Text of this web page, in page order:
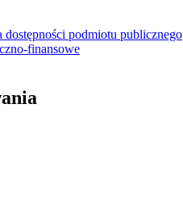
dostępności podmiotu publicznego
finansowe